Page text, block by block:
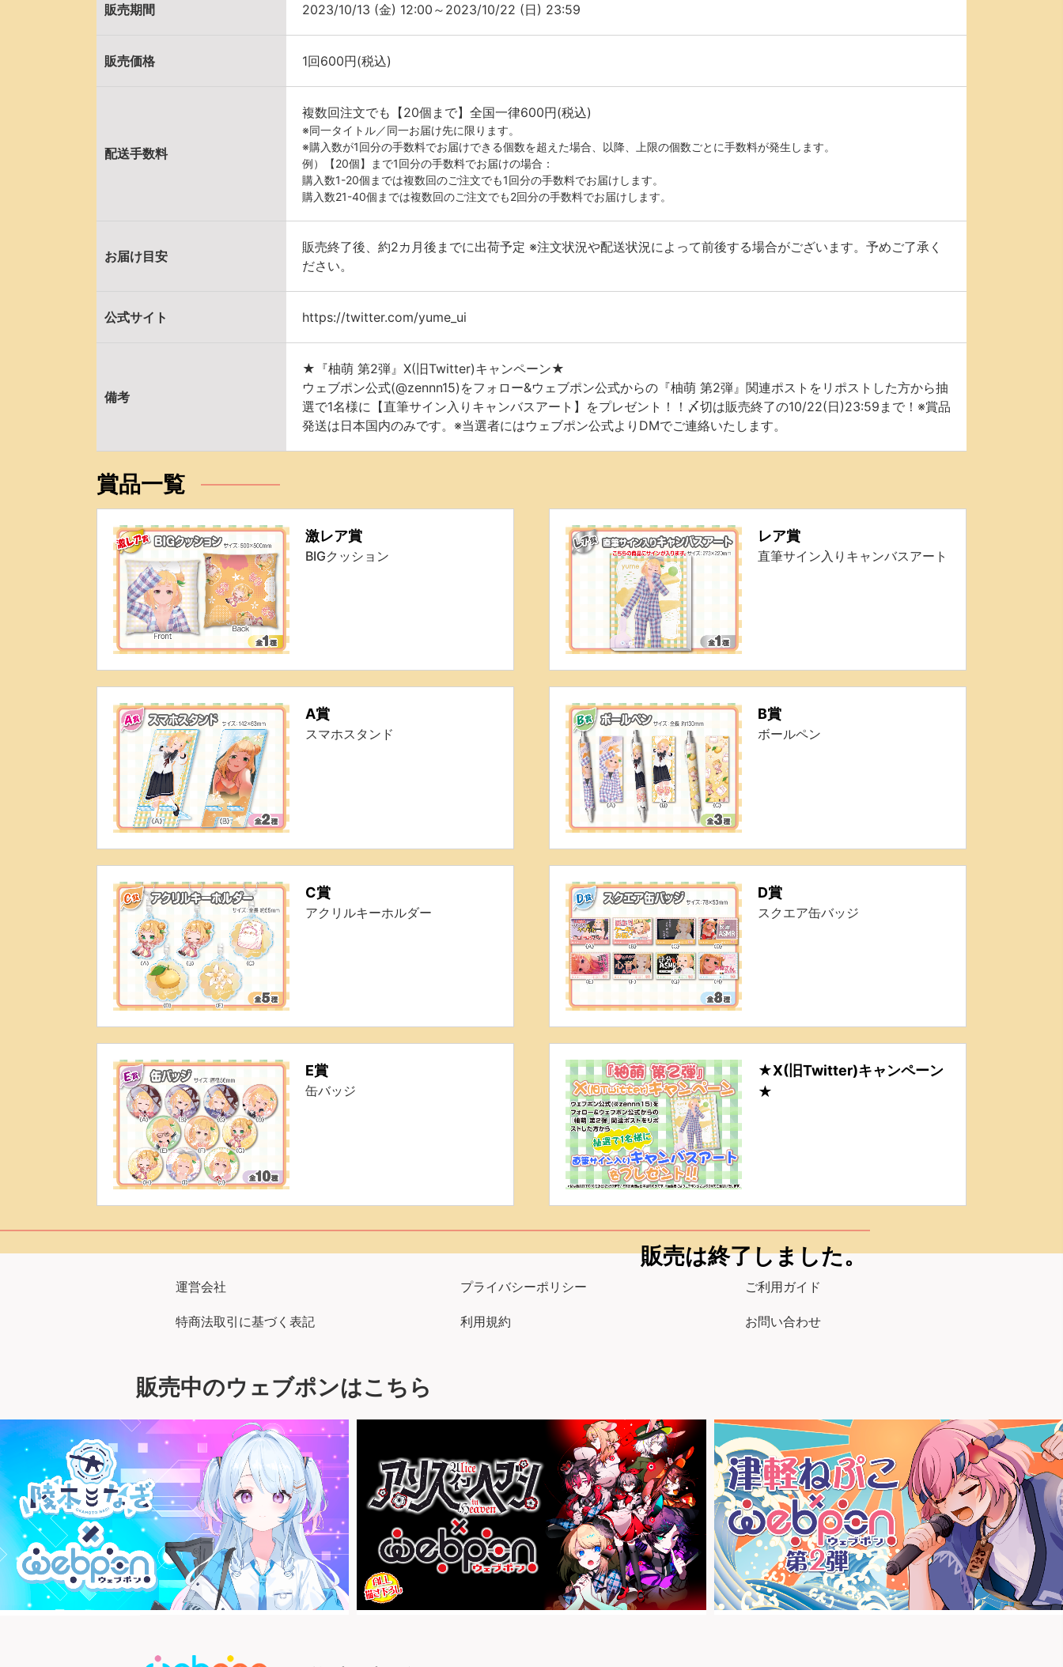
販売期間 2023/10/13 (金) 12:00～2023/10/22 (日) 23:59
販売価格 1回600円(税込)
配送手数料
複数回注文でも【20個まで】全国一律600円(税込)
※同一タイトル／同一お届け先に限ります。
※購入数が1回分の手数料でお届けできる個数を超えた場合、以降、上限の個数ごとに手数料が発生します。
例）【20個】まで1回分の手数料でお届けの場合：
購入数1-20個までは複数回のご注文でも1回分の手数料でお届けします。
購入数21-40個までは複数回のご注文でも2回分の手数料でお届けします。
お届け目安
販売終了後、約2カ月後までに出荷予定 ※注文状況や配送状況によって前後する場合がございます。予めご了承く
ださい。
公式サイト https://twitter.com/yume_ui
備考
★『柚萌 第2弾』X(旧Twitter)キャンペーン★
ウェブポン公式(@zennn15)をフォロー&ウェブポン公式からの『柚萌 第2弾』関連ポストをリポストした方から抽
選で1名様に【直筆サイン入りキャンバスアート】をプレゼント！！〆切は販売終了の10/22(日)23:59まで！※賞品
発送は日本国内のみです。※当選者にはウェブポン公式よりDMでご連絡いたします。
賞品一覧
激レア賞
BIGクッション
レア賞
直筆サイン入りキャンバスアート
A賞
スマホスタンド
B賞
ボールペン
C賞
アクリルキーホルダー
D賞
スクエア缶バッジ
E賞
缶バッジ
★X(旧Twitter)キャンペーン
★
販売は終了しました。
運営会社 プライバシーポリシー ご利用ガイド
特商法取引に基づく表記 利用規約 お問い合わせ
販売中のウェブポンはこちら